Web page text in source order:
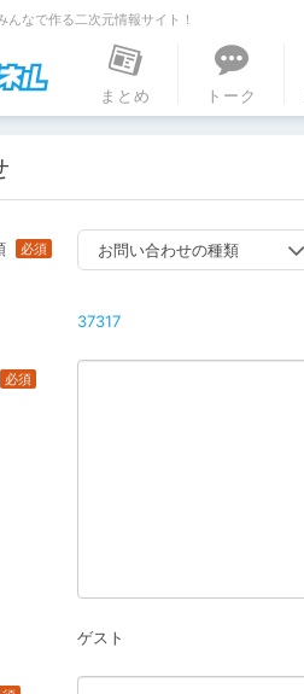
なで作る二次元情報サイト！
DLチャンネル
まとめ
トーク
お問い合わせの種類
37317
ゲスト